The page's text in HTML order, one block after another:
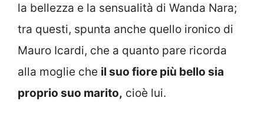
la bellezza e la sensualità di Wanda Nara;
tra questi, spunta anche quello ironico di
Mauro Icardi, che a quanto pare ricorda
alla moglie che il suo fiore più bello sia
proprio suo marito, cioè lui.